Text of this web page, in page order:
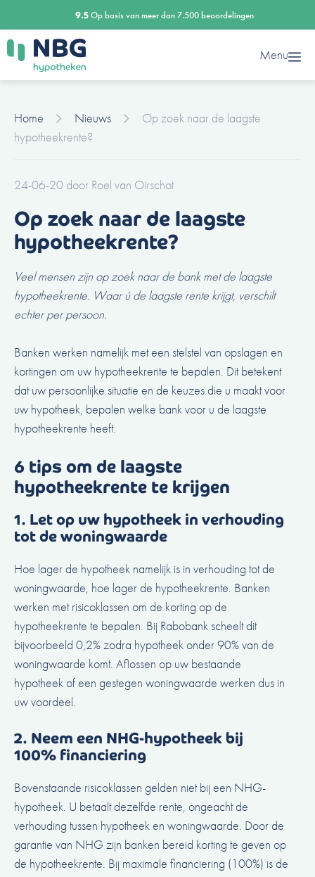
naar
de
inhoud
9.5Op basis van meer dan 7.500 beoordelingen
Menu
Home Nieuws
Op zoek naar de laagste
hypotheekrente?
24-06-20 door Roel van Oirschot
Op zoek naar de laagste
hypotheekrente?
Veel mensen zijn op zoek naar de bank met de laagste
hypotheekrente. Waar ú de laagste rente krijgt, verschilt
echter per persoon.
Banken werken namelijk met een stelstel van opslagen en
kortingen om uw hypotheekrente te bepalen. Dit betekent
dat uw persoonlijke situatie en de keuzes die u maakt voor
uw hypotheek, bepalen welke bank voor u de laagste
hypotheekrente heeft.
6 tips om de laagste
hypotheekrente te krijgen
1. Let op uw hypotheek in verhouding
tot de woningwaarde
Hoe lager de hypotheek namelijk is in verhouding tot de
woningwaarde, hoe lager de hypotheekrente. Banken
werken met risicoklassen om de korting op de
hypotheekrente te bepalen. Bij Rabobank scheelt dit
bijvoorbeeld 0,2% zodra hypotheek onder 90% van de
woningwaarde komt. Aflossen op uw bestaande
hypotheek of een gestegen woningwaarde werken dus in
uw voordeel.
2. Neem een NHG-hypotheek bij
100% financiering
Bovenstaande risicoklassen gelden niet bij een NHG-
hypotheek. U betaalt dezelfde rente, ongeacht de
verhouding tussen hypotheek en woningwaarde. Door de
garantie van NHG zijn banken bereid korting te geven op
de hypotheekrente. Bij maximale financiering (100%) is de